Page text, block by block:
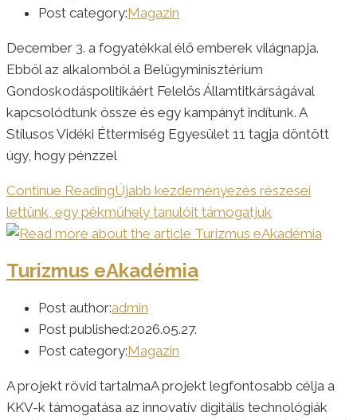
Post category:Magazin
December 3. a fogyatékkal élő emberek világnapja.
Ebből az alkalomból a Belügyminisztérium
Gondoskodáspolitikáért Felelős Államtitkárságával
kapcsolódtunk össze és egy kampányt indítunk. A
Stílusos Vidéki Éttermiség Egyesület 11 tagja döntött
úgy, hogy pénzzel
Continue ReadingÚjabb kezdeményezés részesei
lettünk, egy pékműhely tanulóit támogatjuk
Turizmus eAkadémia
Post author:admin
Post published:2026.05.27.
Post category:Magazin
A projekt rövid tartalmaA projekt legfontosabb célja a
KKV-k támogatása az innovatív digitális technológiák